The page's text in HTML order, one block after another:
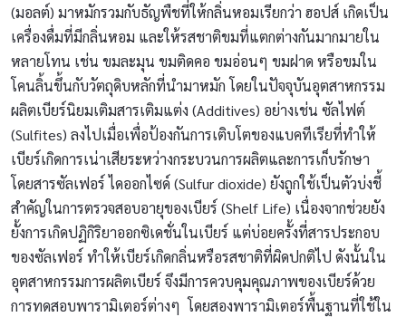
(มอลต์) มาหมักรวมกับธัญพืชที่ให้กลิ่นหอมเรียกว่า ฮอปส์ เกิดเป็น
เครื่องดื่มที่มีกลิ่นหอม และให้รสชาติขมที่แตกต่างกันมากมายใน
หลายโทน เช่น ขมละมุน ขมติดคอ ขมอ่อนๆ ขมฝาด หรือขมใน
โคนลิ้นขึ้นกับวัตถุดิบหลักที่นำมาหมัก โดยในปัจจุบันอุตสาหกรรม
ผลิตเบียร์นิยมเติมสารเติมแต่ง (Additives) อย่างเช่น ซัลไฟต์
(Sulfites) ลงไปเมื่อเพื่อป้องกันการเติบโตของแบคทีเรียที่ทำให้
เบียร์เกิดการเน่าเสียระหว่างกระบวนการผลิตและการเก็บรักษา
โดยสารซัลเฟอร์ ไดออกไซด์ (Sulfur dioxide) ยังถูกใช้เป็นตัวบ่งชี้
สำคัญในการตรวจสอบอายุของเบียร์ (Shelf Life) เนื่องจากช่วยยัง
ยั้งการเกิดปฏิกิริยาออกซิเดชั่นในเบียร์ แต่บ่อยครั้งที่สารประกอบ
ของซัลเฟอร์ ทำให้เบียร์เกิดกลิ่นหรือรสชาติที่ผิดปกติไป ดังนั้นใน
อุตสาหกรรมการผลิตเบียร์ จึงมีการควบคุมคุณภาพของเบียร์ด้วย
การทดสอบพารามิเตอร์ต่างๆ โดยสองพารามิเตอร์พื้นฐานที่ใช้ใน